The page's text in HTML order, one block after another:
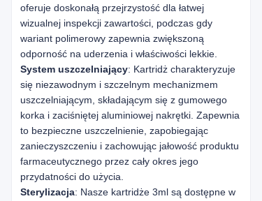
oferuje doskonałą przejrzystość dla łatwej
wizualnej inspekcji zawartości, podczas gdy
wariant polimerowy zapewnia zwiększoną
odporność na uderzenia i właściwości lekkie.
System uszczelniający: Kartridż charakteryzuje
się niezawodnym i szczelnym mechanizmem
uszczelniającym, składającym się z gumowego
korka i zaciśniętej aluminiowej nakrętki. Zapewnia
to bezpieczne uszczelnienie, zapobiegając
zanieczyszczeniu i zachowując jałowość produktu
farmaceutycznego przez cały okres jego
przydatności do użycia.
Sterylizacja: Nasze kartridże 3ml są dostępne w